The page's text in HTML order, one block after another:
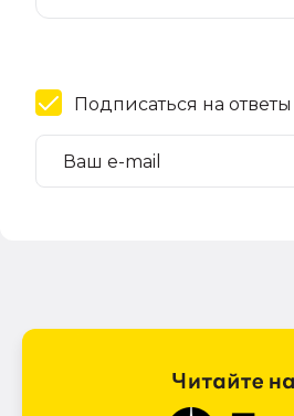
Подписаться на ответы